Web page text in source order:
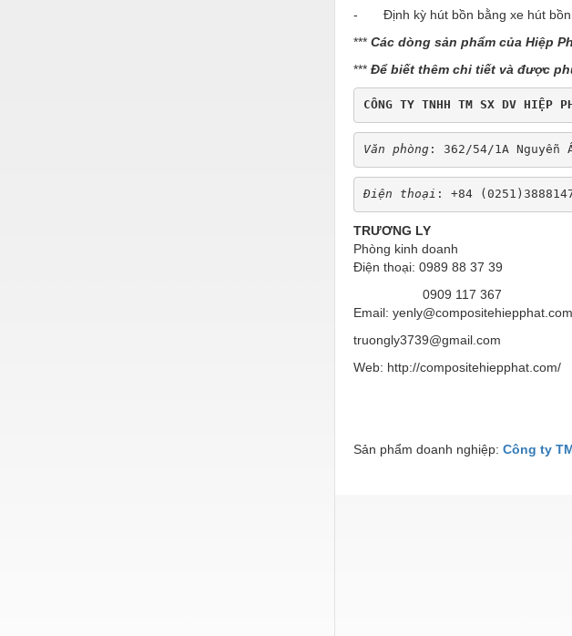
- Định kỳ hút bồn bằng xe hút bồn
*** Các dòng sản phẩm của Hiệp
*** Để biết thêm chi tiết và được
CÔNG TY TNHH TM SX DV HIỆP
Văn phòng: 362/54/1A Nguyễn
Điện thoại : +84
TRƯƠNG LY
Phòng kinh doanh
Điện thoại: 0989 88 37 39
0909 117 367
Email: yenly@compositehiepphat.com
truongly3739@gmail.com
Web: http://compositehiepphat.com/
Sản phẩm doanh nghiệp: Công ty